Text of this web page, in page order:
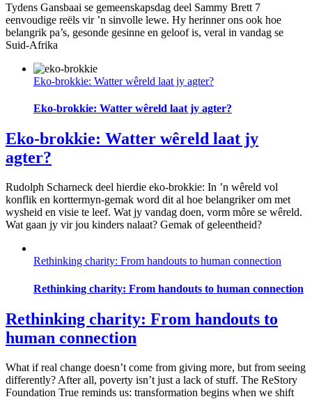
Tydens Gansbaai se gemeenskapsdag deel Sammy Brett 7
eenvoudige reëls vir ’n sinvolle lewe. Hy herinner ons ook hoe
belangrik pa’s, gesonde gesinne en geloof is, veral in vandag se
Suid-Afrika
Eko-brokkie: Watter wêreld laat jy agter?
Eko-brokkie: Watter wêreld laat jy agter?
Eko-brokkie: Watter wêreld laat jy
agter?
Rudolph Scharneck deel hierdie eko-brokkie: In ’n wêreld vol
konflik en korttermyn-gemak word dit al hoe belangriker om met
wysheid en visie te leef. Wat jy vandag doen, vorm môre se wêreld.
Wat gaan jy vir jou kinders nalaat? Gemak of geleentheid?
Rethinking charity: From handouts to human connection
Rethinking charity: From handouts to human connection
Rethinking charity: From handouts to
human connection
What if real change doesn’t come from giving more, but from seeing
differently? After all, poverty isn’t just a lack of stuff. The ReStory
Foundation True reminds us: transformation begins when we shift